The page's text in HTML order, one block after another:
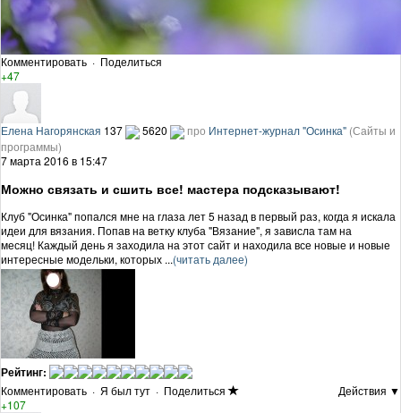
Комментировать · Поделиться
+47
Елена Нагорянская 137 5620 про Интернет-журнал "Осинка" (Сайты и
программы)
7 марта 2016 в 15:47
Можно связать и сшить все! мастера подсказывают!
Клуб "Осинка" попался мне на глаза лет 5 назад в первый раз, когда я искала
идеи для вязания. Попав на ветку клуба "Вязание", я зависла там на
месяц! Каждый день я заходила на этот сайт и находила все новые и новые
интересные модельки, которых ...(читать далее)
Рейтинг:
Комментировать · Я был тут · Поделиться
Действия ▼
+107